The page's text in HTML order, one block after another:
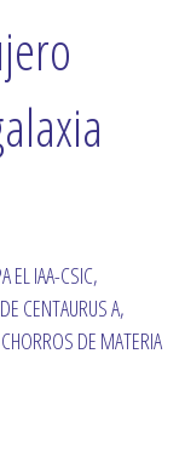
EL IAA-CSIC,
CENTAURUS A,
DE MATERIA